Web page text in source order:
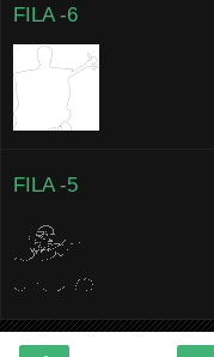
FILA -6
FILA -5